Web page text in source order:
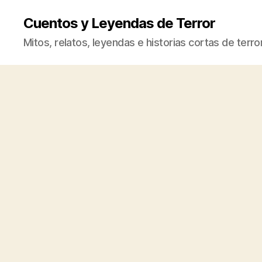
Cuentos y Leyendas de Terror
Mitos, relatos, leyendas e historias cortas de